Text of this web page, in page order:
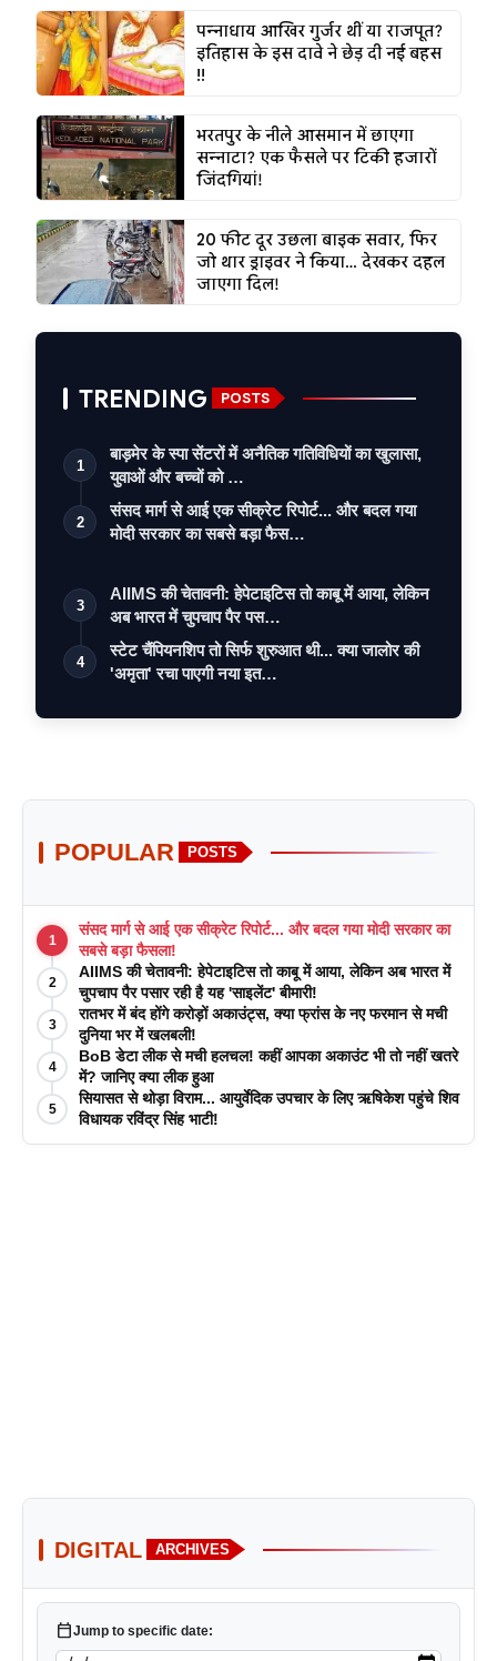
पन्नाधाय आखिर गुर्जर थीं या राजपूत?
इतिहास के इस दावे ने छेड़ दी नई बहस
!!
भरतपुर के नीले आसमान में छाएगा
सन्नाटा? एक फैसले पर टिकी हजारों
जिंदगियां!
20 फीट दूर उछला बाइक सवार, फिर
जो थार ड्राइवर ने किया… देखकर दहल
जाएगा दिल!
TRENDING POSTS
1
बाड़मेर के स्पा सेंटरों में अनैतिक गतिविधियों का खुलासा,
युवाओं और बच्चों को …
2
संसद मार्ग से आई एक सीक्रेट रिपोर्ट... और बदल गया
मोदी सरकार का सबसे बड़ा फैस…
3
AIIMS की चेतावनी: हेपेटाइटिस तो काबू में आया, लेकिन
अब भारत में चुपचाप पैर पस…
4
स्टेट चैंपियनशिप तो सिर्फ शुरुआत थी... क्या जालोर की
'अमृता' रचा पाएगी नया इत…
POPULAR POSTS
1
संसद मार्ग से आई एक सीक्रेट रिपोर्ट... और बदल गया मोदी सरकार का
सबसे बड़ा फैसला!
2
AIIMS की चेतावनी: हेपेटाइटिस तो काबू में आया, लेकिन अब भारत में
चुपचाप पैर पसार रही है यह 'साइलेंट' बीमारी!
3
रातभर में बंद होंगे करोड़ों अकाउंट्स, क्या फ्रांस के नए फरमान से मची
दुनिया भर में खलबली!
4
BoB डेटा लीक से मची हलचल! कहीं आपका अकाउंट भी तो नहीं खतरे
में? जानिए क्या लीक हुआ
5
सियासत से थोड़ा विराम... आयुर्वेदिक उपचार के लिए ऋषिकेश पहुंचे शिव
विधायक रविंद्र सिंह भाटी!
DIGITAL ARCHIVES
calendar_todayJump to specific date: